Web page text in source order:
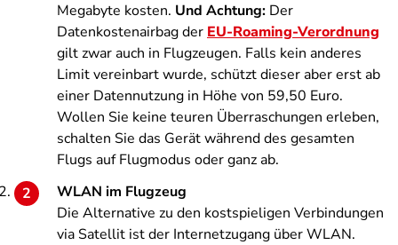
Megabyte kosten. Und Achtung: Der
Datenkostenairbag der EU-Roaming-Verordnung
gilt zwar auch in Flugzeugen. Falls kein anderes
Limit vereinbart wurde, schützt dieser aber erst ab
einer Datennutzung in Höhe von 59,50 Euro.
Wollen Sie keine teuren Überraschungen erleben,
schalten Sie das Gerät während des gesamten
Flugs auf Flugmodus oder ganz ab.
WLAN im Flugzeug
Die Alternative zu den kostspieligen Verbindungen
via Satellit ist der Internetzugang über WLAN.